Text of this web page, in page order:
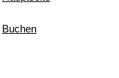
Buchen